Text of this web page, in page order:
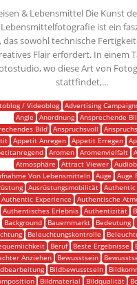
& Lebensmittel Die Kunst
ist ein
das sowohl technische
Flair erfordert. In einem
wo diese Art von
stattfindet,...
/ Videoblog Advertising
Angle
Anordnung Ansprechende
Bild
Anspruchsvoll
Appetit Anregen Appetit Erregen
Aromen Aromenvielfalt
Atmosphäre
Attract Viewer
Von Lebensmitteln Auge
Auge
Ausrüstungsmobilität Authentic
Authentic Experience
Authentische
Authentisches Erlebnis Authentizität
Background
Bauernmarkt Bedeutung
Beleuchtungskontrolle
Beruf Beste Ergebnisse
Anziehen
Bewusstsein
Bildbewusstsein
Bildmaterial Bildqualität